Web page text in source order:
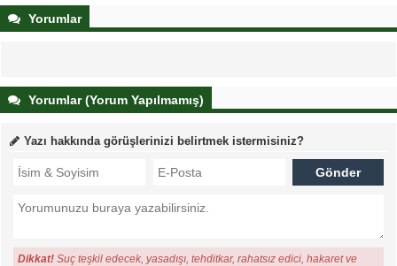
Yorumlar
Yorumlar (Yorum Yapılmamış)
Yazı hakkında görüşlerinizi belirtmek istermisiniz?
Dikkat! Suç teşkil edecek, yasadışı, tehditkar, rahatsız edici, hakaret ve